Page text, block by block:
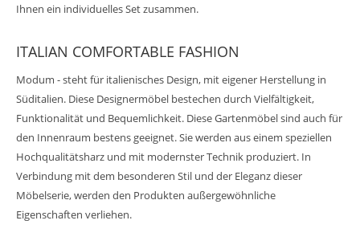
Ihnen ein individuelles Set zusammen.
ITALIAN COMFORTABLE FASHION
Modum - steht für italienisches Design, mit eigener Herstellung in
Süditalien. Diese Designermöbel bestechen durch Vielfältigkeit,
Funktionalität und Bequemlichkeit. Diese Gartenmöbel sind auch für
den Innenraum bestens geeignet. Sie werden aus einem speziellen
Hochqualitätsharz und mit modernster Technik produziert. In
Verbindung mit dem besonderen Stil und der Eleganz dieser
Möbelserie, werden den Produkten außergewöhnliche
Eigenschaften verliehen.